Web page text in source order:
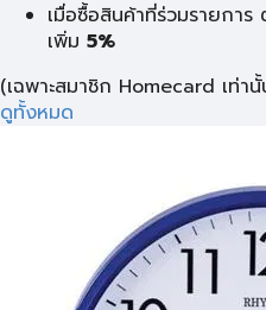
เมื่อซื้อสินค้าที่ร่วมรายการ
เพิ่ม 5%
(เฉพาะสมาชิก Homecard เท่า
ดูทั้งหมด